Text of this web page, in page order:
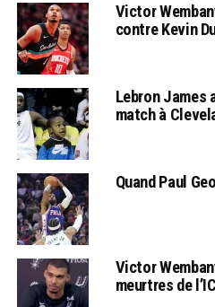
Victor
contre Kevin
Lebron James
match à
Quand Paul
Victor
meurtres de